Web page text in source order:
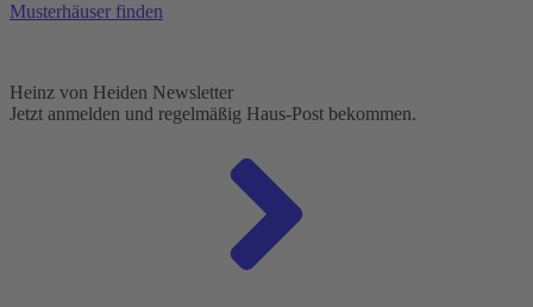
Musterhäuser finden
Heinz von Heiden Newsletter
Jetzt anmelden und regelmäßig Haus-Post bekommen.